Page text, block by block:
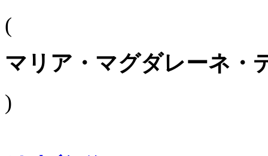
(
マリア・マグダレーネ・
)